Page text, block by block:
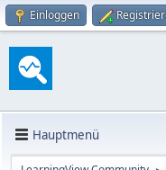
Einloggen
Hauptmenü